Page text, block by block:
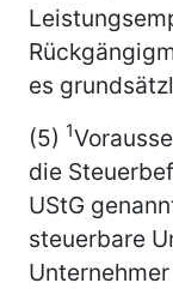
es
(5) 1
die
UStG
steuerbare